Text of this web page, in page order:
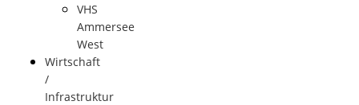
VHS
Ammersee
West
Wirtschaft
/
Infrastruktur